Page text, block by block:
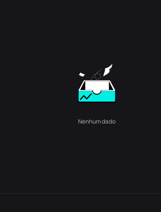
Nenhum dado